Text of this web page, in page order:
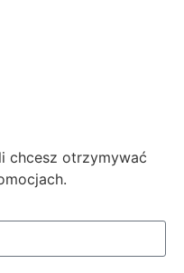
chcesz otrzymywać